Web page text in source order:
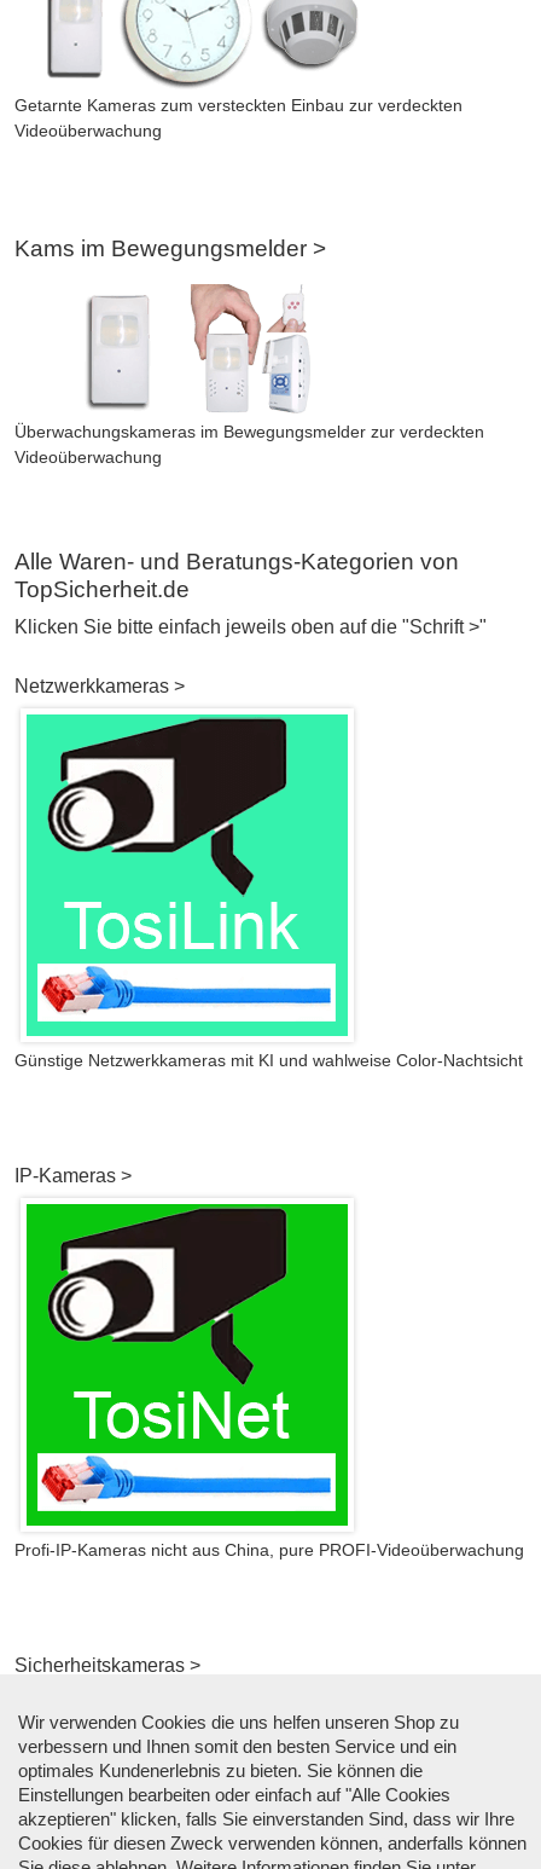
Getarnte Kameras zum versteckten Einbau zur verdeckten
Videoüberwachung
Kams im Bewegungsmelder >
Überwachungskameras im Bewegungsmelder zur verdeckten
Videoüberwachung
Alle Waren- und Beratungs-Kategorien von
TopSicherheit.de
Klicken Sie bitte einfach jeweils oben auf die "Schrift >"
Netzwerkkameras >
Günstige Netzwerkkameras mit KI und wahlweise Color-Nachtsicht
IP-Kameras >
Profi-IP-Kameras nicht aus China, pure PROFI-Videoüberwachung
Sicherheitskameras >
Wir verwenden Cookies die uns helfen unseren Shop zu
verbessern und Ihnen somit den besten Service und ein
optimales Kundenerlebnis zu bieten. Sie können die
Einstellungen bearbeiten oder einfach auf "Alle Cookies
akzeptieren" klicken, falls Sie einverstanden Sind, dass wir Ihre
Cookies für diesen Zweck verwenden können, anderfalls können